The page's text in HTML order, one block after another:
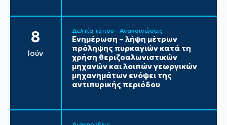
8
Ιούν
Δελτία τύπου - Ανακοινώσεις
Ενημέρωση – λήψη μέτρων
πρόληψης πυρκαγιών κατά τη
χρήση θεριζοαλωνιστικών
μηχανών και λοιπών γεωργικών
μηχανημάτων ενόψει της
αντιπυρικής περιόδου